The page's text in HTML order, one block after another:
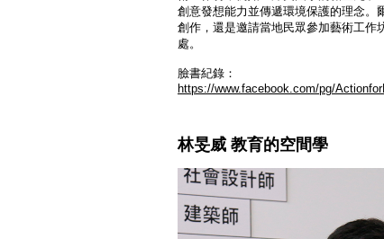
創意發想能力並傳遞環境保護的理念。
創作，還是邀請當地民眾參加藝術工作
處。
臉書紀錄：
https://www.facebook.com/pg/
林旻威 教育的空間學